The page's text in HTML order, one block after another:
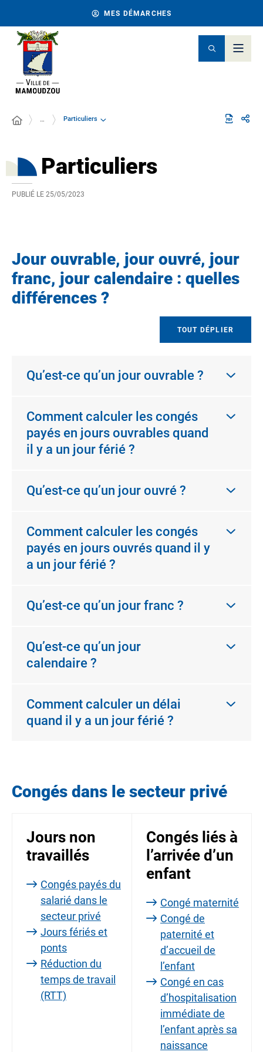
MES DÉMARCHES
… Particuliers
Particuliers
PUBLIÉ LE 25/05/2023
Jour ouvrable, jour ouvré, jour
franc, jour calendaire : quelles
différences ?
TOUT DÉPLIER
Qu’est-ce qu’un jour ouvrable ?
Comment calculer les congés
payés en jours ouvrables quand
il y a un jour férié ?
Qu’est-ce qu’un jour ouvré ?
Comment calculer les congés
payés en jours ouvrés quand il y
a un jour férié ?
Qu’est-ce qu’un jour franc ?
Qu’est-ce qu’un jour
calendaire ?
Comment calculer un délai
quand il y a un jour férié ?
Congés dans le secteur privé
Jours non
travaillés
Congés payés du
salarié dans le
secteur privé
Jours fériés et
ponts
Réduction du
temps de travail
(RTT)
Congés liés à
l’arrivée d’un
enfant
Congé maternité
Congé de
paternité et
d’accueil de
l’enfant
Congé en cas
d’hospitalisation
immédiate de
l’enfant après sa
naissance